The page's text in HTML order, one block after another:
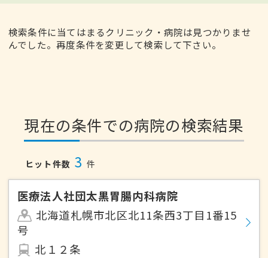
検索条件に当てはまるクリニック・病院は見つかりませ
んでした。再度条件を変更して検索して下さい。
現在の条件での病院の検索結果
ヒット件数 3 件
医療法人社団太黒胃腸内科病院
北海道札幌市北区北11条西3丁目1番15
号
北１２条